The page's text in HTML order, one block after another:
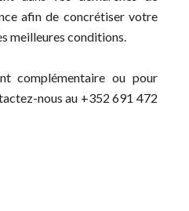
afin de concrétiser votre
meilleures conditions.
complémentaire ou pour
nous au +352 691 472